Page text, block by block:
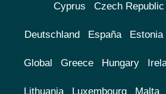
Cyprus Czech Republic
Deutschland España Estonia
Global Greece Hungary
Lithuania Luxembourg Malta